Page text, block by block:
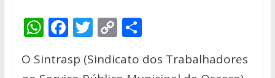
W
at
F
e
T
itt
C
p
S
ar
O Sintrasp (Sindicato dos Trabalhadores